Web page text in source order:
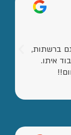
ברשתות,
איתו.